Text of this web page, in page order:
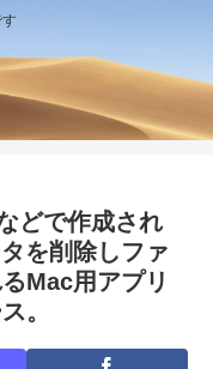
どで作成され
を削除しファ
Mac用アプリ
。